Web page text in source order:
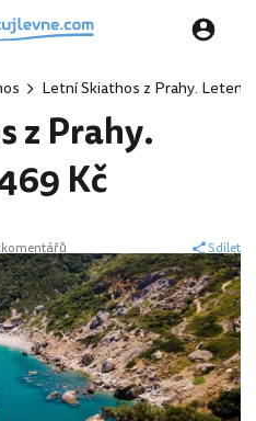
Letní Skiathos z Prahy.
z Prahy.
Kč
Sdílet